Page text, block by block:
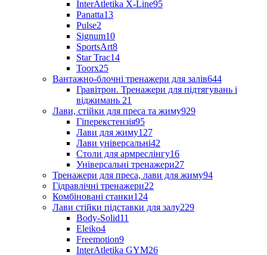
InterAtletika X-Line95
Panatta13
Pulse2
Signum10
SportsArt8
Star Trac14
Toorx25
Вантажно-блочні тренажери для залів644
Гравітрон. Тренажери для підтягувань і
віджимань 21
Лави, стійки для преса та жиму929
Гіперекстензія95
Лави для жиму127
Лави універсальні42
Столи для армреслінгу16
Універсальні тренажери27
Тренажери для преса, лави для жиму94
Гідравлічні тренажери22
Комбіновані станки124
Лави стійки підставки для залу229
Body-Solid11
Eleiko4
Freemotion9
InterAtletika GYM26